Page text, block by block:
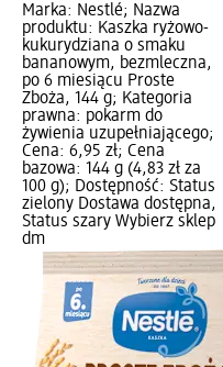
Marka: Nestlé; Nazwa
produktu: Kaszka ryżowo-
kukurydziana o smaku
bananowym, bezmleczna,
po 6 miesiącu Proste
Zboża, 144 g; Kategoria
prawna: pokarm do
żywienia uzupełniającego;
Cena: 6,95 zł; Cena
bazowa: 144 g (4,83 zł za
100 g); Dostępność: Status
zielony Dostawa dostępna,
Status szary Wybierz sklep
dm